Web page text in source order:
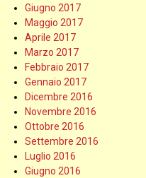
Giugno 2017
Maggio 2017
Aprile 2017
Marzo 2017
Febbraio 2017
Gennaio 2017
Dicembre 2016
Novembre 2016
Ottobre 2016
Settembre 2016
Luglio 2016
Giugno 2016